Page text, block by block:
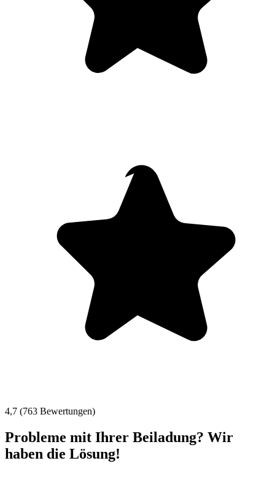
4,7 (763 Bewertungen)
Probleme mit Ihrer Beiladung? Wir
haben die Lösung!